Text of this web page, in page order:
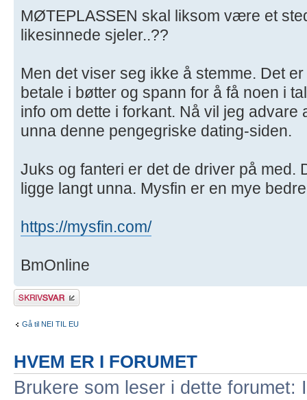
MØTEPLASSEN skal liksom være et
likesinnede sjeler..??
Men det viser seg ikke å stemme. Det
betale i bøtter og spann for å få noen i
info om dette i forkant. Nå vil jeg advare
unna denne pengegriske dating-siden.
Juks og fanteri er det de driver på med.
ligge langt unna. Mysfin er en mye
https://mysfin.com/
BmOnline
Skriv et svar
Gå til NEI TIL EU
HVEM ER I FORUMET
Brukere som leser i dette